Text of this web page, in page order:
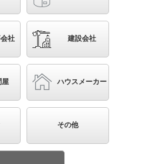
（電球色）以外を使用
条件を選び直す
1/8 ▼ ▶
各種データ
社 建設会社
屋 ハウスメーカー
その他